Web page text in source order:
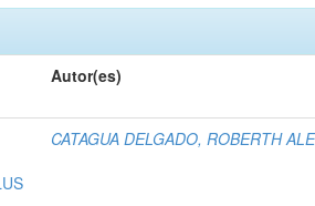
Autor(es)
CATAGUA DELGADO, ROBERTH